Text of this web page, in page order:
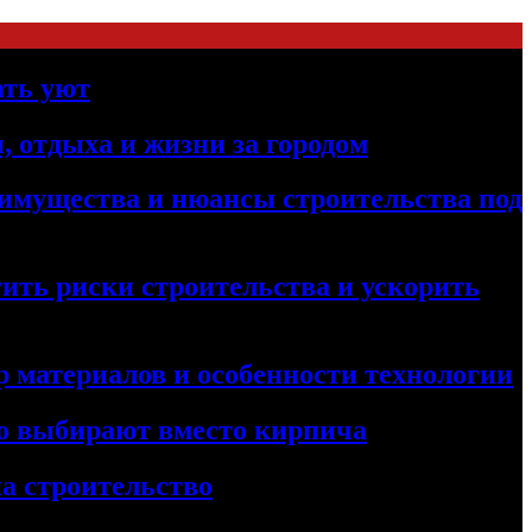
уют
отдыха и жизни за городом
и нюансы строительства под
риски строительства и ускорить
и особенности технологии
выбирают вместо кирпича
строительство